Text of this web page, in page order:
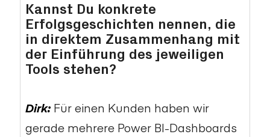
Kannst Du konkrete
Erfolgsgeschichten nennen, die
in direktem Zusammenhang mit
der Einführung des jeweiligen
Tools stehen?
Dirk: Für einen Kunden haben wir
gerade mehrere Power BI-Dashboards